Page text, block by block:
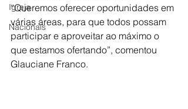
Igreja
Nacionais
“Queremos oferecer oportunidades em
várias áreas, para que todos possam
participar e aproveitar ao máximo o
que estamos ofertando”, comentou
Glauciane Franco.